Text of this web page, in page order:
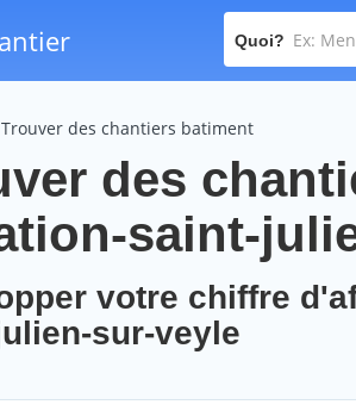
Quoi?
Trouver des chantiers batiment
des
saint-
votre chiffre
sur-veyle